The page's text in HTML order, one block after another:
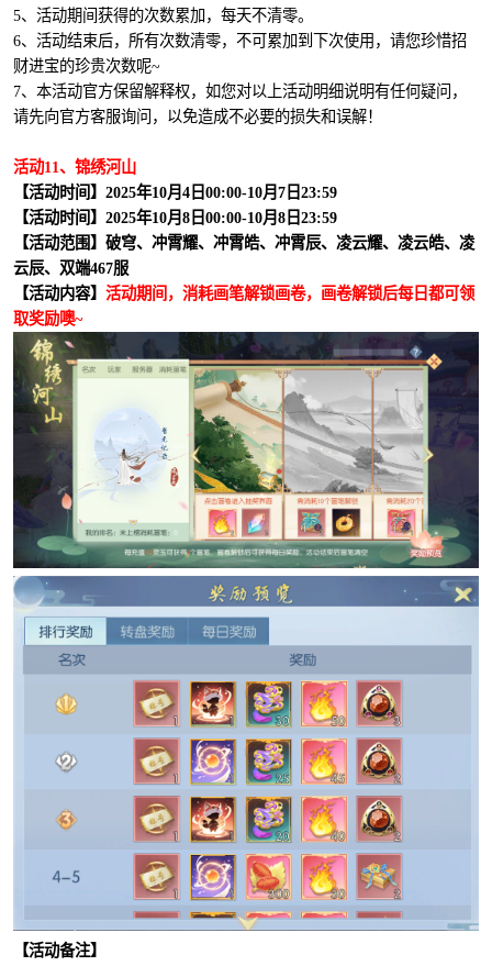
5、活动期间获得的次数累加，每天不清零。
6、活动结束后，所有次数清零，不可累加到下次使用，请您珍惜招
财进宝的珍贵次数呢~
7、本活动官方保留解释权，如您对以上活动明细说明有任何疑问，
请先向官方客服询问，以免造成不必要的损失和误解！
活动11、锦绣河山
【活动时间】2025年10月4日00:00-10月7日23:59
【活动时间】2025年10月8日00:00-10月8日23:59
【活动范围】破穹、冲霄耀、冲霄皓、冲霄辰、凌云耀、凌云皓、凌
云辰、双端467服
【活动内容】 活动期间，消耗画笔解锁画卷，画卷解锁后每日都可领
取奖励噢~
【活动备注】